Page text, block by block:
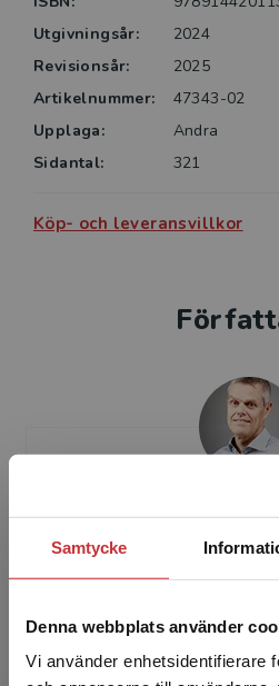
Samtycke
Denna webbplats använder
Vi använder enhetsidentifierare
Utgivningsår:
2024
Revisionsår:
2025
Artikelnummer:
47343-02
Upplaga:
Andra
Sidantal:
321
Köp- och leveransvillkor
Stefan
Högskola. Han har